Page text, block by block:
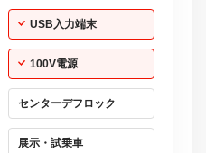
USB入力端末
100V電源
センターデフロック
展示・試乗車